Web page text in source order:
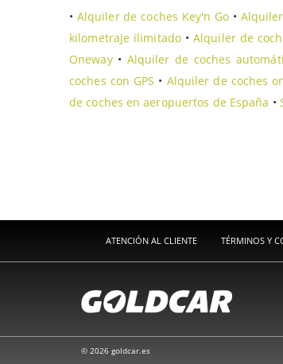
• Alquiler de coches Key'n Go •
kilometraje ilimitado• Alquiler de
Oneway• Alquiler de coches
coches con GPS • Alquiler de coches
de coches en aeropuertos de España •
ATENCIÓN AL CLIENTE TÉRMINOS Y
© 2026 goldcar.es